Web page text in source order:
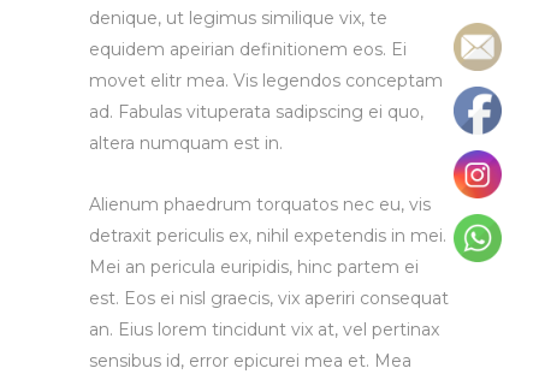
denique, ut legimus similique vix, te
equidem apeirian definitionem eos. Ei
movet elitr mea. Vis legendos conceptam
ad. Fabulas vituperata sadipscing ei quo,
altera numquam est in.
Alienum phaedrum torquatos nec eu, vis
detraxit periculis ex, nihil expetendis in mei.
Mei an pericula euripidis, hinc partem ei
est. Eos ei nisl graecis, vix aperiri consequat
an. Eius lorem tincidunt vix at, vel pertinax
sensibus id, error epicurei mea et. Mea